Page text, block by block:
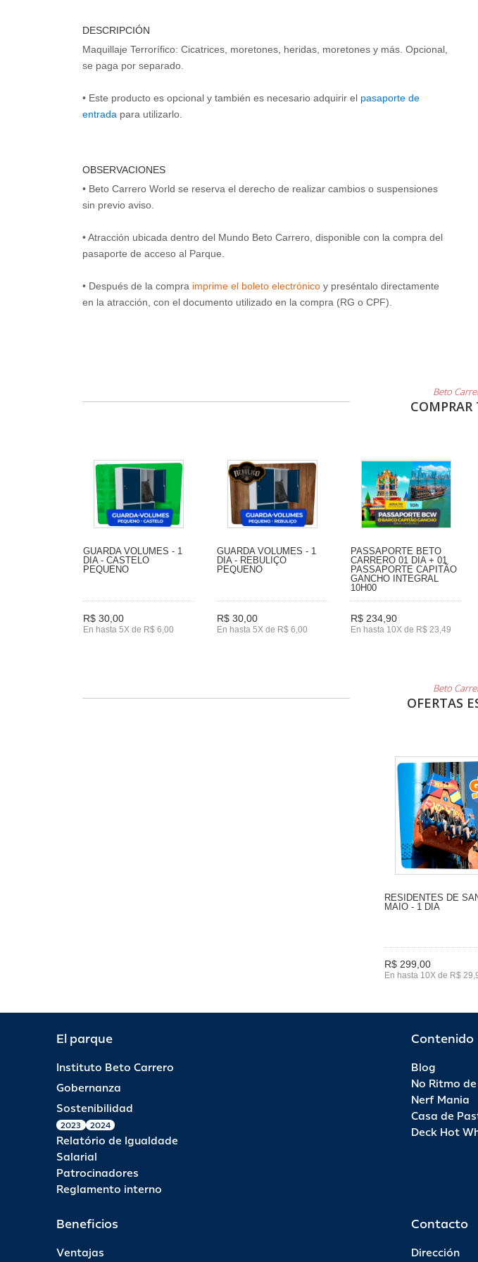
DESCRIPCIÓN
Maquillaje Terrorífico: Cicatrices, moretones, heridas, moretones y más. Opcional,
se paga por separado.
• Este producto es opcional y también es necesario adquirir el pasaporte de
entrada para utilizarlo.
OBSERVACIONES
• Beto Carrero World se reserva el derecho de realizar cambios o suspensiones
sin previo aviso.
• Atracción ubicada dentro del Mundo Beto Carrero, disponible con la compra del
pasaporte de acceso al Parque.
• Después de la compra imprime el boleto electrónico y preséntalo directamente
en la atracción, con el documento utilizado en la compra (RG o CPF).
Beto
GUARDA VOLUMES - 1
DIA - CASTELO
PEQUENO
R$ 30,00
En hasta 5X de R$ 6,00
GUARDA VOLUMES - 1
DIA - REBULIÇO
PEQUENO
R$ 30,00
En hasta 5X de R$ 6,00
PASSAPORTE BETO
CARRERO 01 DIA + 01
PASSAPORTE CAPITÃO
GANCHO INTEGRAL
10H00
R$ 234,90
En hasta 10X de R$ 23,49
Beto
OFERTAS
RESIDENTES DE
MAIO - 1 DIA
R$ 299,00
En hasta 10X de R$
El parque
Instituto Beto Carrero
Gobernanza
Sostenibilidad
2023 2024
Relatório de Igualdade
Salarial
Patrocinadores
Reglamento interno
Contenido
Blog
No Ritmo
Nerf Mania
Casa de
Deck Hot
Beneficios
Ventajas
Contacto
Dirección